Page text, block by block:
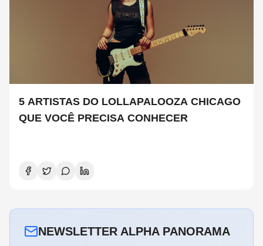
5 ARTISTAS DO LOLLAPALOOZA CHICAGO
QUE VOCÊ PRECISA CONHECER
NEWSLETTER ALPHA PANORAMA